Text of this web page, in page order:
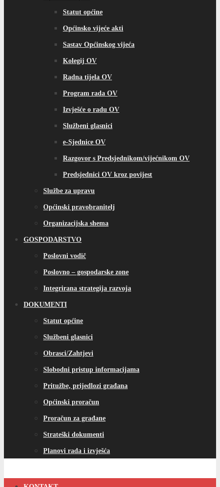
Statut općine
Općinsko vijeće akti
Sastav Općinskog vijeća
Kolegij OV
Radna tijela OV
Program rada OV
Izvješće o radu OV
Službeni glasnici
e-Sjednice OV
Razgovor s Predsjednikom/vijećnikom OV
Predsjednici OV kroz povijest
Službe za upravu
Općinski pravobranitelj
Organizacijska shema
GOSPODARSTVO
Poslovni vodič
Poslovno – gospodarske zone
Integrirana strategija razvoja
DOKUMENTI
Statut općine
Službeni glasnici
Obrasci/Zahtjevi
Slobodni pristup informacijama
Pritužbe, prijedlozi građana
Općinski proračun
Proračun za građane
Strateški dokumenti
Planovi rada i izvješća